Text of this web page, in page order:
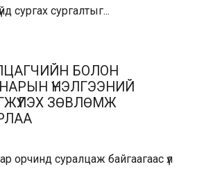
сургах сургалтыг...
БОЛОН
ҮНЭЛГЭЭНИЙ
ЗӨВЛӨМЖ
орчинд суралцаж байгаагаас үл